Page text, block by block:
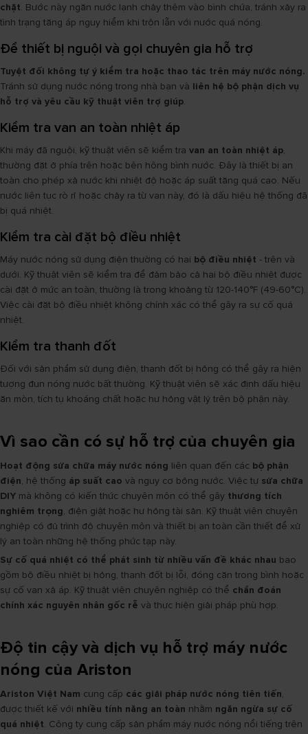
chặt. Bước này ngăn nước lạnh chảy thêm vào bình chứa, tránh xảy ra
tình trạng tăng áp nguy hiểm khi trộn lẫn với nước quá nóng.
Để thiết bị nguội và gọi chuyên gia hỗ trợ
Tuyệt đối không tự ý kiểm tra hoặc thao tác trên máy nước nóng.
Tránh sử dụng nước nóng trong nhà bạn và liên hệ bộ phận dịch vụ
hỗ trợ và yêu cầu kỹ thuật viên trợ giúp.
Kiểm tra van an toàn nhiệt áp
Khi máy đã nguội, kỹ thuật viên sẽ kiểm tra van an toàn nhiệt áp,
thường đặt ở phía trên hoặc bên hông bình nước. Đây là thiết bị an
toàn cho phép xả nước khi nhiệt độ hoặc áp suất tăng quá cao. Nếu
nước liên tục rò rỉ hoặc chảy ra từ van này, đó là dấu hiệu hệ thống đã
bị quá nhiệt.
Kiểm tra cài đặt bộ điều nhiệt
Máy nước nóng sử dụng điện thường có hai bộ điều nhiệt - trên và
dưới. Kỹ thuật viên sẽ kiểm tra để đảm bảo cả hai bộ điều nhiệt được
cài đặt ở mức an toàn, thường là trong khoảng từ 120-140°F (49-60°C).
Việc cài đặt bộ điều nhiệt không chính xác có thể gây ra sự cố quá
nhiệt.
Kiểm tra thanh đốt
Đối với sản phẩm sử dụng điện, thanh đốt bị hỏng có thể gây ra hiện
tượng đun nóng nước bất thường. Kỹ thuật viên sẽ xác định dấu hiệu
ăn mòn, tích tụ khoáng chất hoặc hư hỏng vật lý trên bộ phận này.
Vì sao cần có sự hỗ trợ của chuyên gia
Hoạt động sửa chữa máy nước nóng liên quan đến các bộ phận
điện, hệ thống áp suất cao và nguy cơ bỏng nước. Việc tự sửa chữa
DIY mà không có kiến thức chuyên môn có thể gây thương tích
nghiêm trọng, điện giật hoặc hư hỏng tài sản. Kỹ thuật viên chuyên
nghiệp có đủ trình độ chuyên môn và thiết bị an toàn cần thiết để xử
lý an toàn những hệ thống phức tạp này.
Sự cố quá nhiệt có thể phát sinh từ nhiều vấn đề khác nhau bao
gồm bộ điều nhiệt bị hỏng, thanh đốt bị lỗi, đóng cặn trong bình hoặc
sự cố van xả áp. Kỹ thuật viên chuyên nghiệp có thể chẩn đoán
chính xác nguyên nhân gốc rễ và thực hiện giải pháp phù hợp.
Độ tin cậy và dịch vụ hỗ trợ máy nước
nóng của Ariston
Ariston Việt Nam cung cấp các giải pháp nước nóng tiên tiến,
được thiết kế với nhiều tính năng an toàn nhằm ngăn ngừa sự cố
quá nhiệt. Công ty cung cấp sản phẩm máy nước nóng nổi tiếng trên